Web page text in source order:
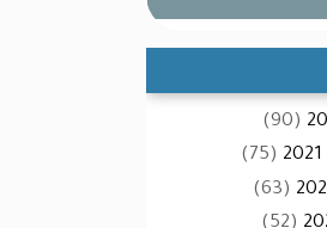
(90)
(75)
(63)